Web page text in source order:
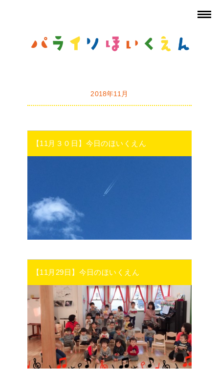
2018年11月
【11月３０日】今日のほいくえん
【11月29日】今日のほいくえん